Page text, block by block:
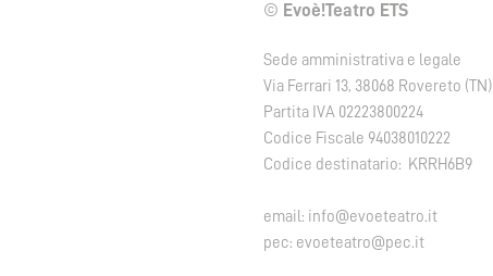
© Evoè!Teatro ETS
Sede amministrativa e legale
Via Ferrari 13, 38068 Rovereto (TN)
Partita IVA 02223800224
Codice Fiscale 94038010222
Codice destinatario: KRRH6B9
email: info@evoeteatro.it
pec: evoeteatro@pec.it